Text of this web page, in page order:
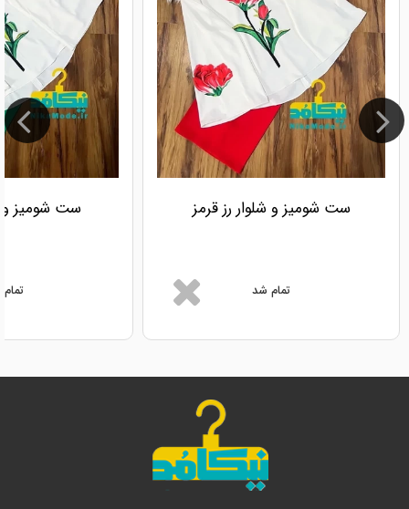
ست شومیز و شلوار رز قرمز
تمام شد
ست شومیز و